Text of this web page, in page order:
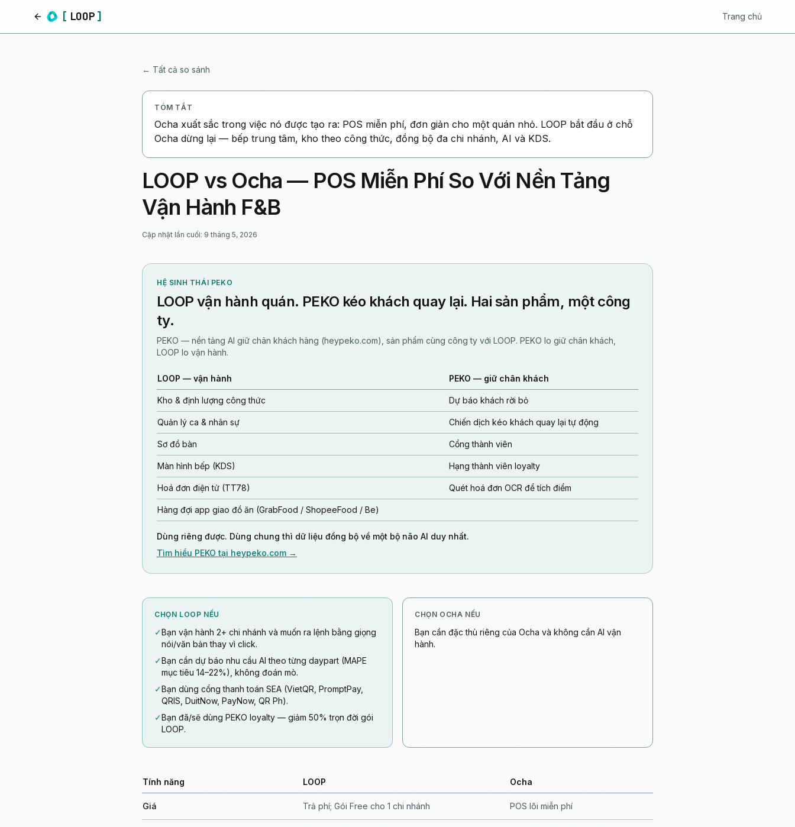
[ LOOP ]
Trang chủ
Trang chủ
← Tất cả so sánh
TÓM TẮT
Ocha xuất sắc trong việc nó được tạo ra: POS miễn phí, đơn giản cho một quán nhỏ. LOOP bắt đầu ở chỗ
Ocha dừng lại — bếp trung tâm, kho theo công thức, đồng bộ đa chi nhánh, AI và KDS.
LOOP vs Ocha — POS Miễn Phí So Với Nền Tảng
Vận Hành F&B
Cập nhật lần cuối: 9 tháng 5, 2026
HỆ SINH THÁI PEKO
LOOP vận hành quán. PEKO kéo khách quay lại. Hai sản phẩm, một công
ty.
PEKO — nền tảng AI giữ chân khách hàng (heypeko.com), sản phẩm cùng công ty với LOOP. PEKO lo giữ chân khách,
LOOP lo vận hành.
LOOP — vận hành PEKO — giữ chân khách
Kho & định lượng công thức Dự báo khách rời bỏ
Quản lý ca & nhân sự Chiến dịch kéo khách quay lại tự động
Sơ đồ bàn Cổng thành viên
Màn hình bếp (KDS) Hạng thành viên loyalty
Hoá đơn điện tử (TT78) Quét hoá đơn OCR để tích điểm
Hàng đợi app giao đồ ăn (GrabFood / ShopeeFood / Be)
Dùng riêng được. Dùng chung thì dữ liệu đồng bộ về một bộ não AI duy nhất.
Tìm hiểu PEKO tại heypeko.com →
CHỌN LOOP NẾU
✓Bạn vận hành 2+ chi nhánh và muốn ra lệnh bằng giọng
nói/văn bản thay vì click.
✓Bạn cần dự báo nhu cầu AI theo từng daypart (MAPE
mục tiêu 14–22%), không đoán mò.
✓Bạn dùng cổng thanh toán SEA (VietQR, PromptPay,
QRIS, DuitNow, PayNow, QR Ph).
✓Bạn đã/sẽ dùng PEKO loyalty — giảm 50% trọn đời gói
LOOP.
CHỌN OCHA NẾU
Bạn cần đặc thù riêng của Ocha và không cần AI vận
hành.
Tính năng LOOP Ocha
Giá Trả phí; Gói Free cho 1 chi nhánh POS lõi miễn phí